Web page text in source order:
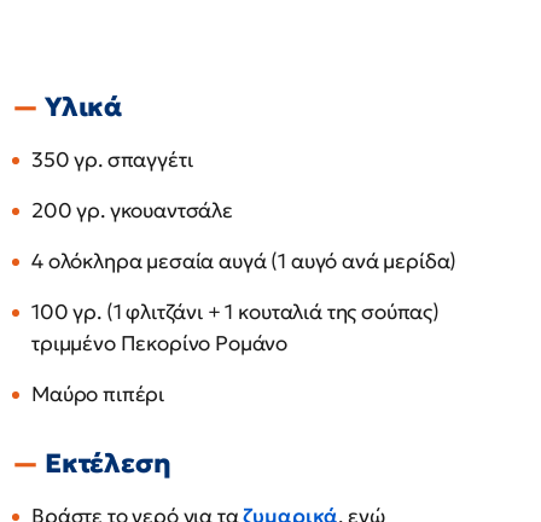
Υλικά
350 γρ. σπαγγέτι
200 γρ. γκουαντσάλε
4 ολόκληρα μεσαία αυγά (1 αυγό ανά μερίδα)
100 γρ. (1 φλιτζάνι + 1 κουταλιά της σούπας)
τριμμένο Πεκορίνο Ρομάνο
Μαύρο πιπέρι
Εκτέλεση
Βράστε το νερό για ταζυμαρικά, ενώ